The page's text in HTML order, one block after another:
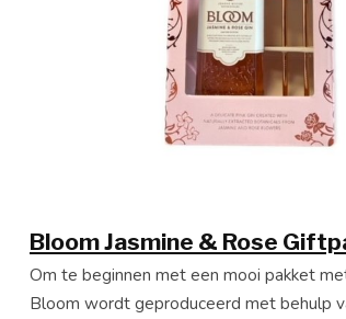
Bloom Jasmine & Rose
Om te beginnen met een mooi pakket
Bloom wordt geproduceerd met behulp